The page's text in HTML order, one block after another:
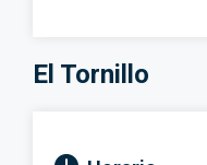
El Tornillo